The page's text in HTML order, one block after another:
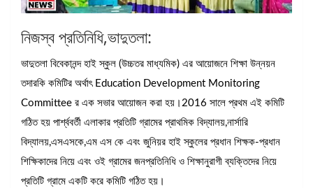
নিজস্ব প্রতিনিধি,ভাদুতলা:
ভাদুতলা বিবেকানন্দ হাই স্কুল (উচ্চতর মাধ্যমিক) এর আয়োজনে শিক্ষা উন্নয়ন
তদারকি কমিটির অর্থাৎ Education Development Monitoring
Committee র এক সভার আয়োজন করা হয়।2016 সালে প্রথম এই কমিটি
গঠিত হয় পার্শ্ববর্তী এলাকার প্রতিটি গ্রামের প্রাথমিক বিদ্যালয়,নার্সারি
বিদ্যালয়,এসএসকে,এম এস কে এবং জুনিয়র হাই স্কুলের প্রধান শিক্ষক-প্রধান
শিক্ষিকাদের নিয়ে এবং ওই গ্রামের জনপ্রতিনিধি ও শিক্ষানুরাগী ব্যক্তিদের নিয়ে
প্রতিটি গ্রামে একটি করে কমিটি গঠিত হয়।